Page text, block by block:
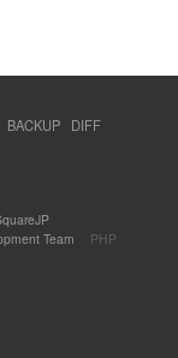
BACKUP
DIFF
Team PHP